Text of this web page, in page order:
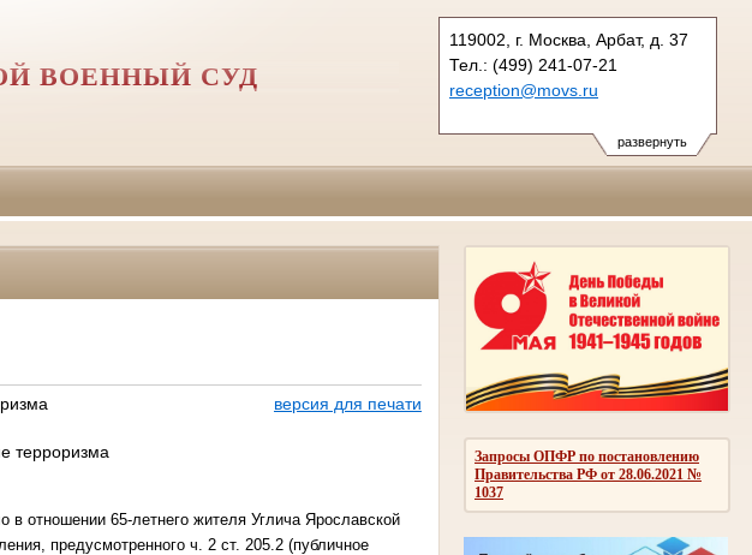
развернуть
119002, г. Москва, Арбат, д. 37
Тел.: (499) 241-07-21
reception@movs.ru
ВОЕННЫЙ СУД
Запросы ОПФР по постановлению
Правительства РФ от 28.06.2021 №
1037
версия для печати
терроризма
отношении 65-летнего жителя Углича Ярославской
предусмотренного ч. 2 ст. 205.2 (публичное